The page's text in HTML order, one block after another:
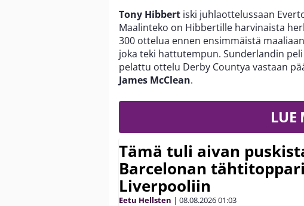
Tony Hibbert iski juhlaottelussaan
Maalinteko on Hibbertille harvinaista
300 ottelua ennen ensimmäistä
joka teki hattutempun. Sunderlandin
pelattu ottelu Derby Countya vastaan
James McClean.
LUE
Tämä tuli aivan
Barcelonan
Liverpooliin
Eetu Hellsten | 08.08.202601:03